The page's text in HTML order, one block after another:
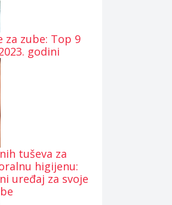
za zube: Top 9
godini
tuševa za
higijenu:
uređaj za svoje